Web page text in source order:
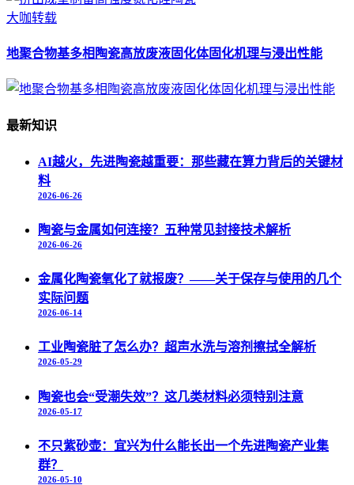
大咖转载
地聚合物基多相陶瓷高放废液固化体固化机理与浸出性能
最新知识
AI越火，先进陶瓷越重要：那些藏在算力背后的关键材
料
2026-06-26
陶瓷与金属如何连接？五种常见封接技术解析
2026-06-26
金属化陶瓷氧化了就报废？——关于保存与使用的几个
实际问题
2026-06-14
工业陶瓷脏了怎么办？超声水洗与溶剂擦拭全解析
2026-05-29
陶瓷也会“受潮失效”？这几类材料必须特别注意
2026-05-17
不只紫砂壶：宜兴为什么能长出一个先进陶瓷产业集
群？
2026-05-10